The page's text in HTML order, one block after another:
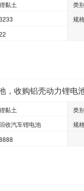
黏土
类
规
，收购铝壳动力锂电
黏土
类
回收汽车锂电池
规